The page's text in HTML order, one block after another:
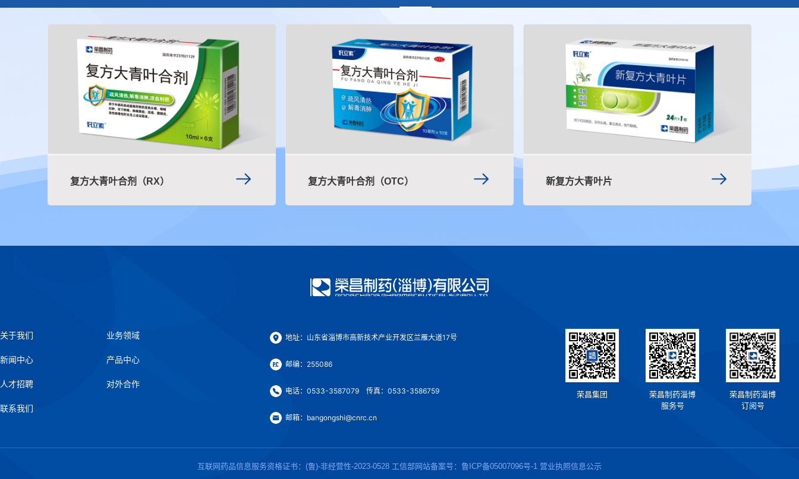
复方大青叶合剂（RX） 复方大青叶合剂（OTC） 新复方大青叶片
关于我们 业务领域
新闻中心 产品中心
人才招聘 对外合作
联系我们
地址：山东省淄博市高新技术产业开发区兰雁大道17号
邮编：255086
电话：0533-3587079 传真：0533-3586759
邮箱：bangongshi@cnrc.cn
荣昌集团
荣昌制药淄博
服务号
荣昌制药淄博
订阅号
互联网药品信息服务资格证书：(鲁)-非经营性-2023-0528 工信部网站备案号： 鲁ICP备05007096号-1 营业执照信息公示